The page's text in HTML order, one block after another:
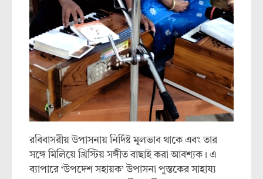
রবিবাসরীয় উপাসনায় নির্দিষ্ট মূলভাব থাকে এবং তার
সঙ্গে মিলিয়ে খ্রিস্টিয় সঙ্গীত বাছাই করা আবশ্যক। এ
ব্যাপারে ‘উপদেশ সহায়ক’ উপাসনা পুস্তকের সাহায্য